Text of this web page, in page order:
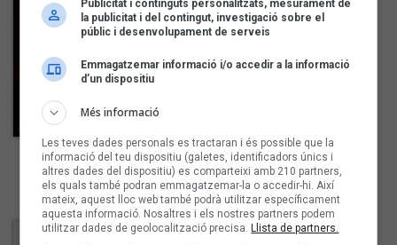
Yeonathan Shachar
Appli'd Motion
Publicitat i continguts personalitzats, mesurament de
la publicitat i del contingut, investigació sobre el
públic i desenvolupament de serveis
Emmagatzemar informació i/o accedir a la informació
d’un dispositiu
Més informació
Les teves dades personals es tractaran i és possible que la
informació del teu dispositiu (galetes, identificadors únics i
altres dades del dispositiu) es comparteixi amb 210 partners,
els quals també podran emmagatzemar-la o accedir-hi. Així
mateix, aquest lloc web també podrà utilitzar específicament
aquesta informació. Nosaltres i els nostres partners podem
utilitzar dades de geolocalització precisa.Llista de partners.